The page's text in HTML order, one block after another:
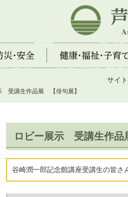
芦屋市
全 健康・福祉・子育て
サイ
受講生作品展 【俳句展】
ロビー展示 受講生作品
谷崎潤一郎記念館講座受講生の皆さ